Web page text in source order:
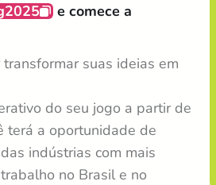
e comece a
suas ideias em
do seu jogo a partir de
terá a oportunidade de
indústrias com mais
no Brasil e no